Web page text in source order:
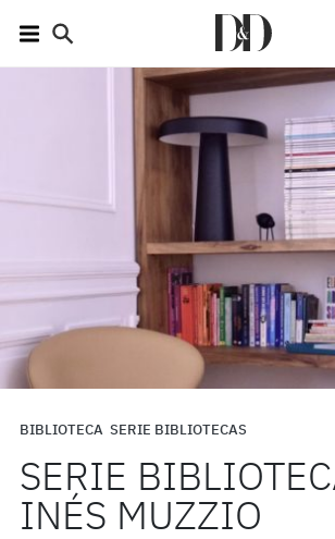
BIBLIOTECA SERIE BIBLIOTECAS
SERIE
INÉS MUZZIO